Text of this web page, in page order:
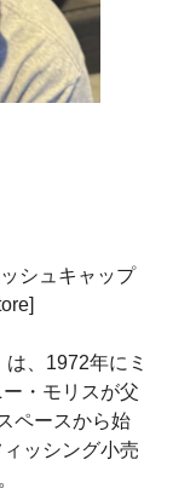
シュキャップ
、1972年にミ
・モリスが父
ペースから始
ッシング小売